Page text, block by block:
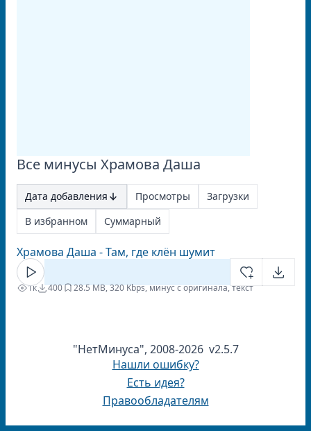
Все минусы Храмова Даша
Дата добавления Просмотры
Загрузки
В избранном
Суммарный
Храмова Даша - Там, где клён шумит
1к 400 28.5 MB, 320 Kbps, минус с оригинала, текст
"НетМинуса", 2008-2026 v2.5.7
Нашли ошибку?
Есть идея?
Правообладателям